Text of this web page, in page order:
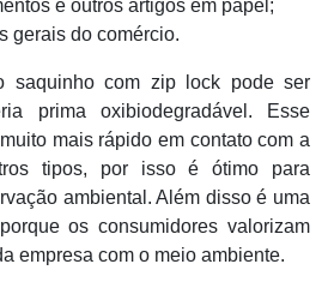
e outros artigos em papel;
gerais do comércio.
saquinho com zip lock pode ser
prima oxibiodegradável. Esse
mais rápido em contato com a
tipos, por isso é ótimo para
ambiental. Além disso é uma
os consumidores valorizam
empresa com o meio ambiente.